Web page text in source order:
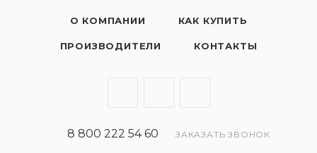
О КОМПАНИИ КАК КУПИТЬ
ПРОИЗВОДИТЕЛИ КОНТАКТЫ
8 800 222 54 60 ЗАКАЗАТЬ ЗВОНОК